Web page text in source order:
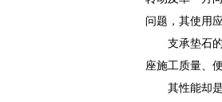
问题，其使用
支承垫石
座施工质量、
其性能却